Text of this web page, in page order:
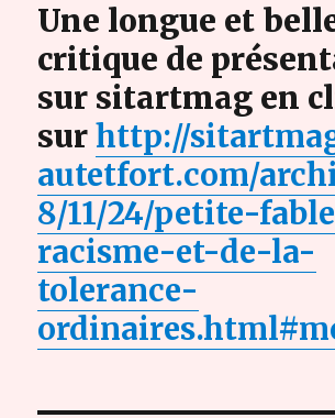
Une longue et
critique de
sur sitartmag en
sur http://
autetfort.com/
8/11/24/petite-
racisme-et-de-la-
tolerance-